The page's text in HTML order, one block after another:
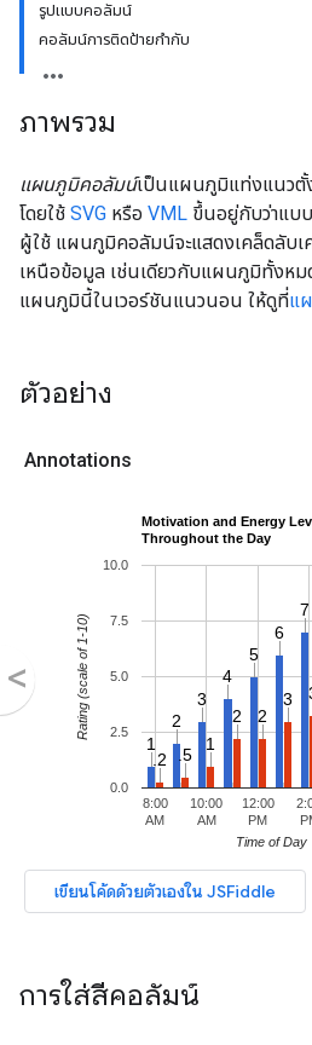
รูปแบบคอลัมน์
คอลัมน์การติดป้ายกำกับ
ภาพรวม
แผนภูมิคอลัมน์เป็นแผนภูมิแท่งแนวตั้
โดยใช้ SVG หรือ VML ขึ้นอยู่กับว่าแบบ
ผู้ใช้ แผนภูมิคอลัมน์จะแสดงเคล็ดลับเ
เหนือข้อมูล เช่นเดียวกับแผนภูมิทั้งหม
แผนภูมินี้ในเวอร์ชันแนวนอน ให้ดูที่แ
ตัวอย่าง
การใส่สีคอลัมน์